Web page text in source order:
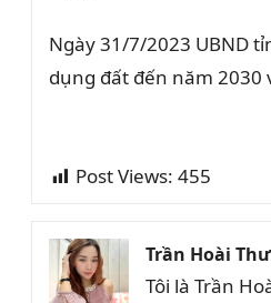
Ngày 31/7/2023 UBND
dụng đất đến năm 2030
Post Views: 455
Trần Hoài
Tôi là Trần